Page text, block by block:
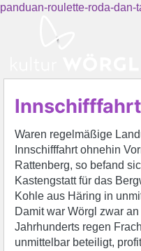
panduan-roulette-roda-dan-
Waren regelmäßige
Innschifffahrt ohnehin
Rattenberg, so befand
Kastengstatt für das
Kohle aus Häring in
Damit war Wörgl zwar
Jahrhunderts regen
unmittelbar beteiligt,